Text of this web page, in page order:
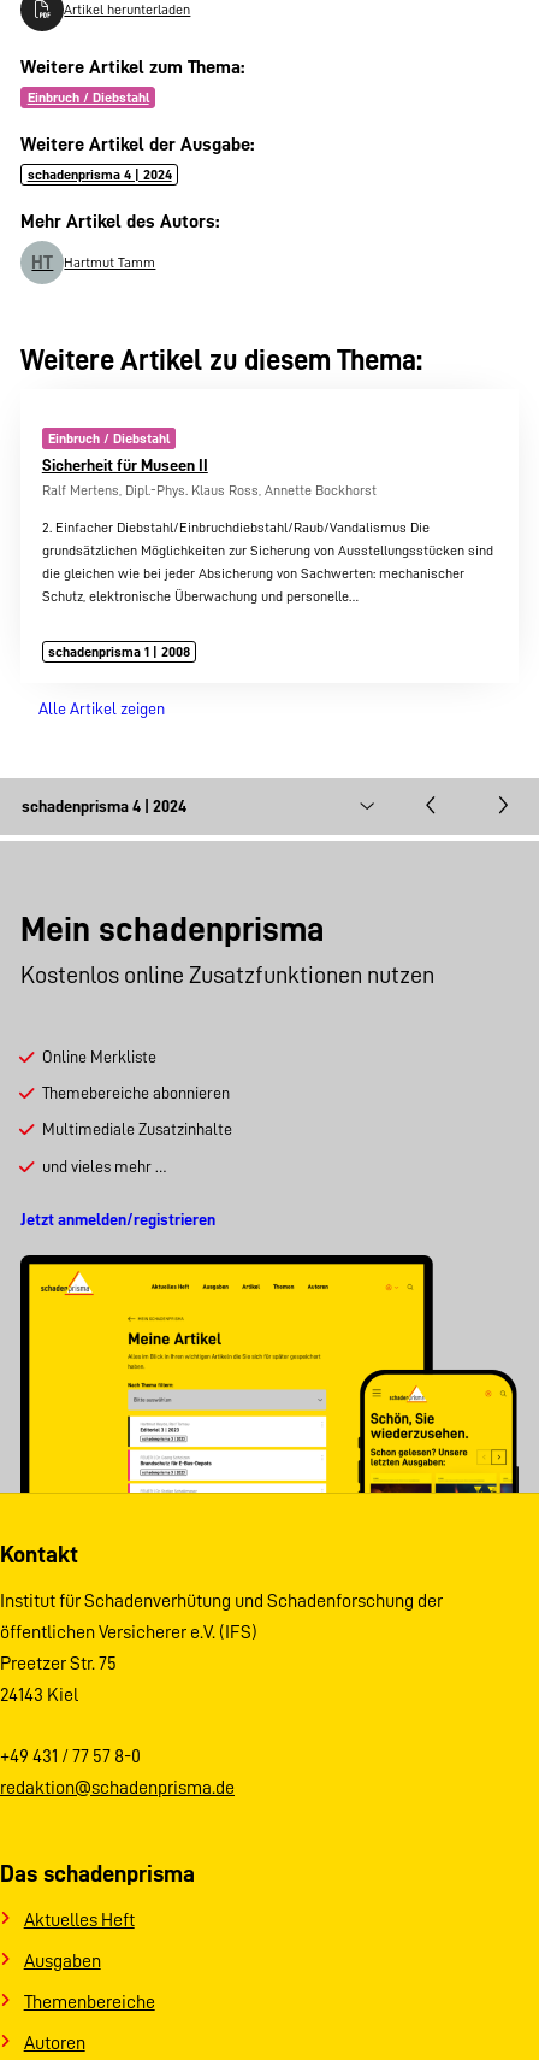
Artikel herunterladen
Weitere Artikel zum Thema:
Einbruch / Diebstahl
Weitere Artikel der Ausgabe:
schadenprisma 4 | 2024
Mehr Artikel des Autors:
HT Hartmut Tamm
Weitere Artikel zu diesem Thema:
Einbruch / Diebstahl
Sicherheit für Museen II
Ralf Mertens, Dipl.-Phys. Klaus Ross, Annette Bockhorst
2. Einfacher Diebstahl/Einbruchdiebstahl/Raub/Vandalismus Die
grundsätzlichen Möglichkeiten zur Sicherung von Ausstellungsstücken sind
die gleichen wie bei jeder Absicherung von Sachwerten: mechanischer
Schutz, elektronische Überwachung und personelle…
schadenprisma 1 | 2008
Alle Artikel zeigen
Mein schadenprisma
Kostenlos online Zusatzfunktionen nutzen
Online Merkliste
Themebereiche abonnieren
Multimediale Zusatzinhalte
und vieles mehr …
Jetzt anmelden/registrieren
Kontakt
Institut für Schadenverhütung und Schadenforschung der
öffentlichen Versicherer e.V. (IFS)
Preetzer Str. 75
24143 Kiel
+49 431 / 77 57 8-0
redaktion@schadenprisma.de
Das schadenprisma
Aktuelles Heft
Ausgaben
Themenbereiche
Autoren